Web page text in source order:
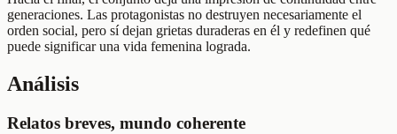
generaciones. Las protagonistas no destruyen necesariamente el
orden social, pero sí dejan grietas duraderas en él y redefinen qué
puede significar una vida femenina lograda.
Análisis
Relatos breves, mundo coherente